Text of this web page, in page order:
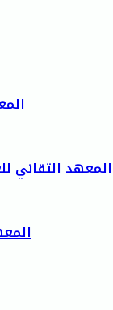
المعهد التقاني